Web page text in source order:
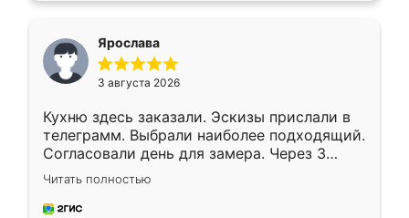
Ярослава
3 августа 2026
Кухню здесь заказали. Эскизы прислали в
телеграмм. Выбрали наиболее подходящий.
Согласовали день для замера. Через 3
недели кухня была уже готова. Остались
довольны работой. Спасибо Ренессанс
мебель за качественную работу!
Читать полностью